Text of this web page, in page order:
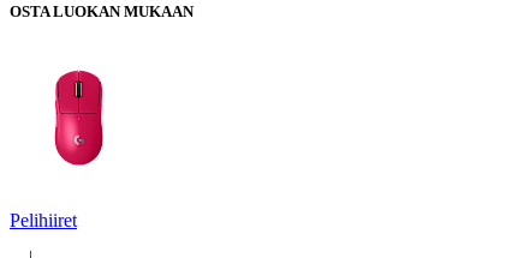
OSTA LUOKAN MUKAAN
Pelihiiret